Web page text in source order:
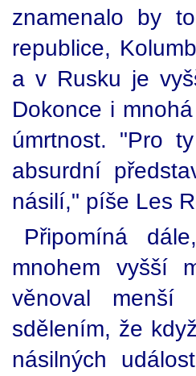
znamenalo by
republice,
a v Rusku je
Dokonce i
úmrtnost. "Pro
absurdní
násilí," píše Les
Připomíná
mnohem vyšší
věnoval menší
sdělením, že
násilných